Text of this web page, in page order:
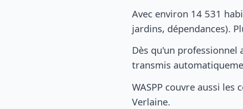
Avec environ 14 531
jardins, dépendances).
Dès qu'un professionnel
transmis
WASPP couvre aussi les
Verlaine.